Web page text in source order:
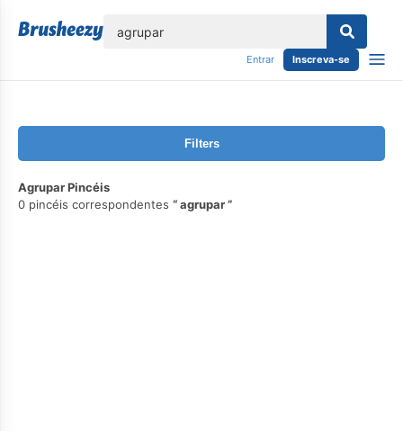
Entrar Inscreva-se
Filters
Agrupar Pincéis
0 pincéis correspondentes
agrupar